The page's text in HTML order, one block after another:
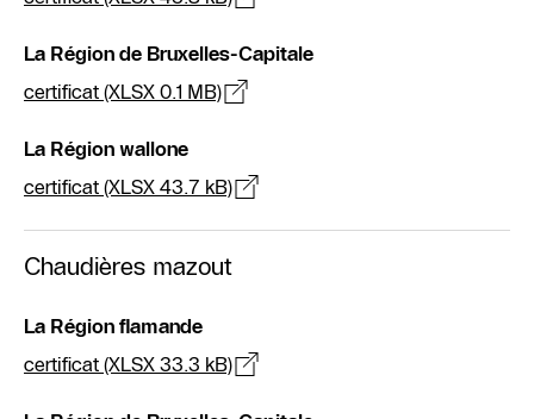
La Région de Bruxelles-Capitale
certificat (XLSX 0.1 MB)
La Région wallone
certificat (XLSX 43.7 kB)
Chaudières mazout
La Région flamande
certificat (XLSX 33.3 kB)